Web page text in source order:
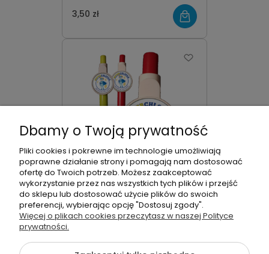
3,50 zł
Długopis: "Dzień Chłopaka-
Superchłopak" (wzór 3) +
twój napis
5,99 zł
Dbamy o Twoją prywatność
Pliki cookies i pokrewne im technologie umożliwiają
poprawne działanie strony i pomagają nam dostosować
ofertę do Twoich potrzeb. Możesz zaakceptować
wykorzystanie przez nas wszystkich tych plików i przejść
do sklepu lub dostosować użycie plików do swoich
preferencji, wybierając opcję "Dostosuj zgody".
Więcej o plikach cookies przeczytasz w naszej Polityce
prywatności.